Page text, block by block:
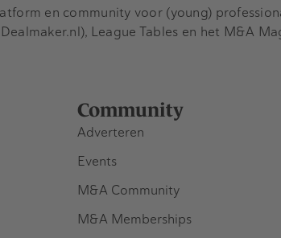
Community
Adverteren
Events
M&A Community
M&A Memberships
en community voor (young)
League Tables en het M&A